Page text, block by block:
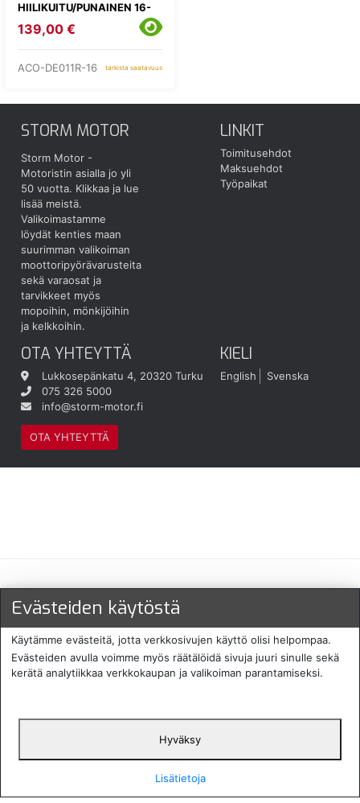
HIILIKUITU/PUNAINEN 16-
17,5MM ADAPTERILLA
139,00 €
ACO-DE011R-16 tarkista saatavuus
STORM MOTOR
Storm Motor -
Motoristin asialla jo yli
50 vuotta. Klikkaa ja lue
lisää meistä.
Valikoimastamme
löydät kenties maan
suurimman valikoiman
moottoripyörävarusteita
sekä varaosat ja
tarvikkeet myös
mopoihin, mönkijöihin
ja kelkkoihin.
LINKIT
Toimitusehdot
Maksuehdot
Työpaikat
OTA YHTEYTTÄ
Lukkosepänkatu 4, 20320 Turku
075 326 5000
info@storm-motor.fi
OTA YHTEYTTÄ
KIELI
English Svenska
Maksu- ja toimitustavat
Protecomp
Copyright 2024. All rights
English
Evästeiden käytöstä
Käytämme evästeitä, jotta verkkosivujen käyttö olisi helpompaa.
Evästeiden avulla voimme myös räätälöidä sivuja juuri sinulle sekä
kerätä analytiikkaa verkkokaupan ja valikoiman parantamiseksi.
Hyväksy
Lisätietoja